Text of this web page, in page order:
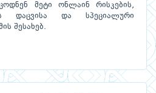
მეტი ონლაინ რისკების,
დაცვისა და სპეციალური
შესახებ.